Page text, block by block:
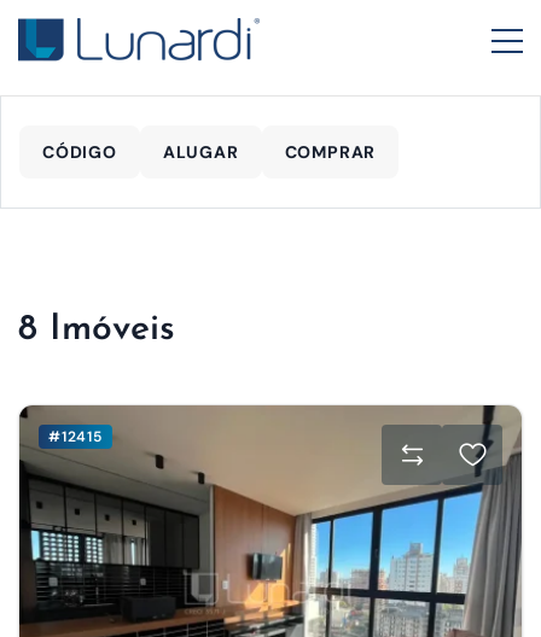
CÓDIGO ALUGAR COMPRAR
8 Imóveis
#12415